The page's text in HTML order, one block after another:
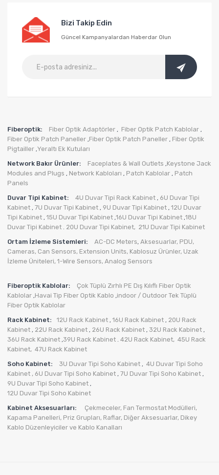
Bizi Takip Edin
Güncel Kampanyalardan Haberdar Olun
Fiberoptik: Fiber Optik Adaptörler , Fiber Optik Patch Kablolar ,
Fiber Optik Patch Paneller ,Fiber Optik Patch Paneller , Fiber Optik
Pigtailler ,Yeraltı Ek Kutuları
Network Bakır Ürünler:
Faceplates & Wall Outlets ,Keystone Jack
Modules and Plugs , Network Kabloları , Patch Kablolar , Patch
Panels
Duvar Tipi Kabinet:
4U Duvar Tipi Rack Kabinet , 6U Duvar Tipi
Kabinet , 7U Duvar Tipi Kabinet , 9U Duvar Tipi Kabinet , 12U Duvar
Tipi Kabinet , 15U Duvar Tipi Kabinet ,16U Duvar Tipi Kabinet ,18U
Duvar Tipi Kabinet . 20U Duvar Tipi Kabinet, 21U Duvar Tipi Kabinet
Ortam İzleme Sistemleri:
AC-DC Meters, Aksesuarlar, PDU,
Cameras, Can Sensors, Extension Units, Kablosuz Ürünler, Uzak
İzleme Üniteleri, 1-Wire Sensors, Analog Sensors
Fiberoptik Kablolar:
Çok Tüplü Zırhlı PE Dış Kılıflı Fiber Optik
Kablolar ,Havai Tip Fiber Optik Kablo ,indoor / Outdoor Tek Tüplü
Fiber Optik Kablolar
Rack Kabinet:
12U Rack Kabinet , 16U Rack Kabinet , 20U Rack
Kabinet , 22U Rack Kabinet , 26U Rack Kabinet , 32U Rack Kabinet ,
36U Rack Kabinet ,39U Rack Kabinet . 42U Rack Kabinet, 45U Rack
Kabinet, 47U Rack Kabinet
Soho Kabinet:
3U Duvar Tipi Soho Kabinet , 4U Duvar Tipi Soho
Kabinet , 6U Duvar Tipi Soho Kabinet , 7U Duvar Tipi Soho Kabinet ,
9U Duvar Tipi Soho Kabinet ,
12U Duvar Tipi Soho Kabinet
Kabinet Aksesuarları:
Çekmeceler, Fan Termostat Modülleri,
Kapama Panelleri, Priz Grupları, Raflar, Diğer Aksesuarlar, Dikey
Kablo Düzenleyiciler ve Kablo Kanalları